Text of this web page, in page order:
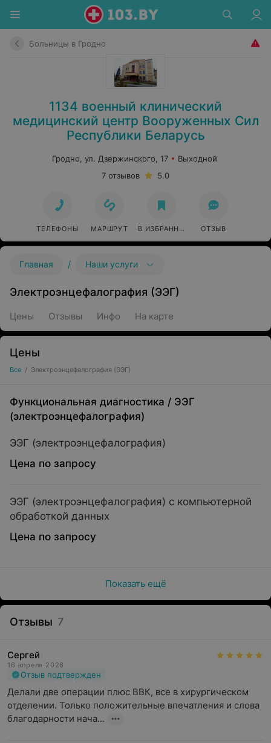
Больницы в Гродно
1134 военный клинический
медицинский центр Вооруженных Сил
Республики Беларусь
Гродно, ул. Дзержинского, 17
Выходной
7 отзывов
5.0
ТЕЛЕФОНЫ МАРШРУТ В ИЗБРАННОЕ ОТЗЫВ
Главная / Наши услуги
Электроэнцефалография (ЭЭГ)
Цены Отзывы Инфо На карте
Цены
Все / Электроэнцефалография (ЭЭГ)
Функциональная диагностика / ЭЭГ
(электроэнцефалография)
ЭЭГ (электроэнцефалография)
Цена по запросу
ЭЭГ (электроэнцефалография) с компьютерной
обработкой данных
Цена по запросу
Показать ещё
Отзывы 7
Сергей
16 апреля 2026
Отзыв подтвержден
Делали две операции плюс ВВК, все в хирургическом
отделении. Только положительные впечатления и слова
благодарности нача...